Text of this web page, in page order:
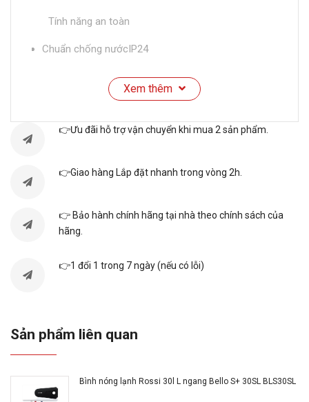
Tính năng an toàn
Chuẩn chống nướcIP24
Nhiệt độ tối đa80 độ C
Thông số kích thước/Lắp đặt
Trọng lượng sản phẩm15kg
Xuất xứ thương hiệu : Italy
Bảo hành : 7 năm
nóng lạnh Ariston SLIM3
30 R VN
Xem thêm
👉Ưu đãi hỗ trợ vận chuyển khi mua 2 sản phẩm.
👉Giao hàng Lắp đặt nhanh trong vòng 2h.
👉 Bảo hành chính hãng tại nhà theo chính sách của
hãng.
👉1 đổi 1 trong 7 ngày (nếu có lỗi)
Sản phẩm liên quan
Bình nóng lạnh Rossi 30l L ngang Bello S+ 30SL BLS30SL